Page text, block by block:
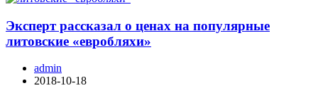
Эксперт рассказал о ценах на популярные
литовские «евробляхи»
admin
2018-10-18